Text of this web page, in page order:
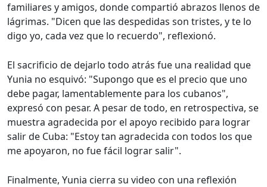
familiares y amigos, donde compartió abrazos llenos de
lágrimas. "Dicen que las despedidas son tristes, y te lo
digo yo, cada vez que lo recuerdo", reflexionó.
El sacrificio de dejarlo todo atrás fue una realidad que
Yunia no esquivó: "Supongo que es el precio que uno
debe pagar, lamentablemente para los cubanos",
expresó con pesar. A pesar de todo, en retrospectiva, se
muestra agradecida por el apoyo recibido para lograr
salir de Cuba: "Estoy tan agradecida con todos los que
me apoyaron, no fue fácil lograr salir".
Finalmente, Yunia cierra su video con una reflexión